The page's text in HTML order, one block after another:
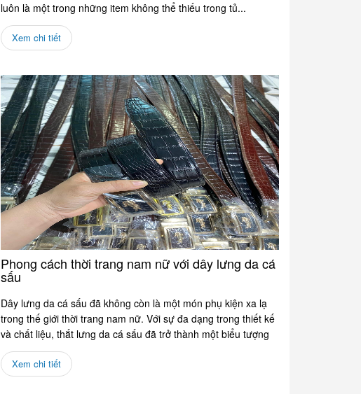
luôn là một trong những item không thể thiếu trong tủ...
Xem chi tiết
Phong cách thời trang nam nữ với dây lưng da cá
sấu
Dây lưng da cá sấu đã không còn là một món phụ kiện xa lạ
trong thế giới thời trang nam nữ. Với sự đa dạng trong thiết kế
và chất liệu, thắt lưng da cá sấu đã trở thành một biểu tượng
của...
Xem chi tiết